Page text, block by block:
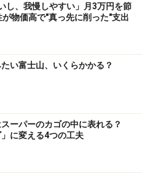
本を何百冊と読んできまし
トネスやゴルフやテニスな
す。体が資本である事をよ
従ってタバコやお酒をスト
りません。また、適度な運
デアが生まれやすいとも言
見えるのもそういった事が
う。
し、我慢しやすい」月3万円を節
物価高で"真っ先に削った"支出
い富士山、いくらかかる？
スーパーのカゴの中に表れる？
」に変える4つの工夫